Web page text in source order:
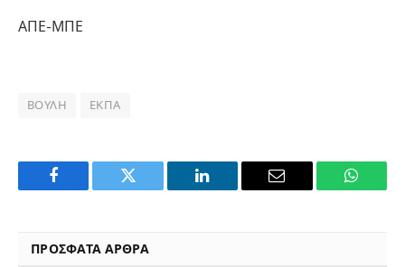
ΑΠΕ-ΜΠΕ
ΒΟΥΛΉ ΕΚΠΑ
Facebook Twitter LinkedIn Email
ΠΡΟΣΦΑΤΑ ΑΡΘΡΑ